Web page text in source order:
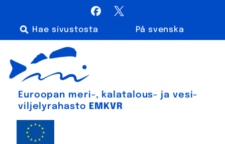
Facebook
På svenska
Haku:
Euroopan meri-, kalatalous- ja vesiviljelyrahasto
Euroopan meri-, kala­talous- ja vesi­
viljely­rahasto
EMKVR